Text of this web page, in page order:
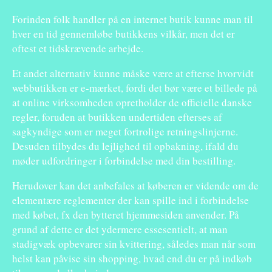
Forinden folk handler på en internet butik kunne man til
hver en tid gennemløbe butikkens vilkår, men det er
oftest et tidskrævende arbejde.
Et andet alternativ kunne måske være at efterse hvorvidt
webbutikken er e-mærket, fordi det bør være et billede på
at online virksomheden opretholder de officielle danske
regler, foruden at butikken undertiden efterses af
sagkyndige som er meget fortrolige retningslinjerne.
Desuden tilbydes du lejlighed til opbakning, ifald du
møder udfordringer i forbindelse med din bestilling.
Herudover kan det anbefales at køberen er vidende om de
elementære reglementer der kan spille ind i forbindelse
med købet, fx den bytteret hjemmesiden anvender. På
grund af dette er det ydermere essesentielt, at man
stadigvæk opbevarer sin kvittering, således man når som
helst kan påvise sin shopping, hvad end du er på indkøb